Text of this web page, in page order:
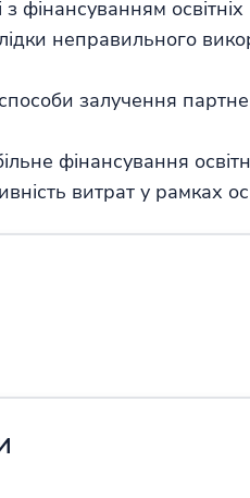
фінансуванням освітніх
неправильного
залучення
фінансування
витрат у рамках